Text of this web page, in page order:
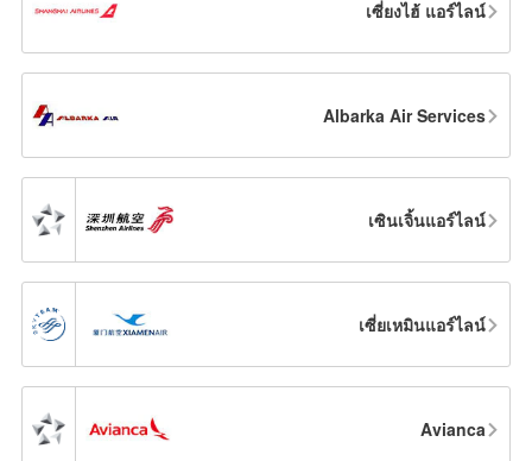
เซี่่ยงไฮ้ แอร์ไลน์
Albarka Air Services
เซินเจิ้นแอร์ไลน์
เซี่ยเหมินแอร์ไลน์
Avianca